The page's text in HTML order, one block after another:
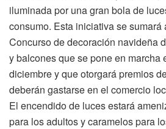
iluminada por una gran bola de
consumo. Esta iniciativa se sumará
Concurso de decoración navideña
y balcones que se pone en marcha
diciembre y que otorgará premios
deberán gastarse en el comercio
El encendido de luces estará
para los adultos y caramelos para